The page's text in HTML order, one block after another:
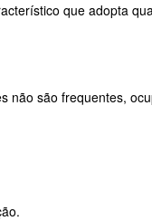
que adopta
são frequentes,